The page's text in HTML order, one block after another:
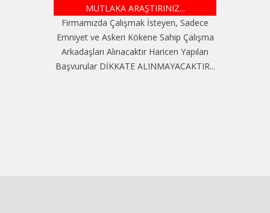
MUTLAKA ARAŞTIRINIZ...
Firmamızda Çalışmak İsteyen, Sadece
Emniyet ve Askeri Kökene Sahip Çalışma
Arkadaşları Alınacaktır Haricen Yapılan
Başvurular DİKKATE ALINMAYACAKTIR...